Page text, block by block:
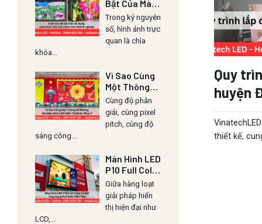
Bật Của Màn
Hình LED Lull
Color Cho
Doanh
Nghiệp
Trong kỷ nguyên
số, hình ảnh trực
quan là chìa
khóa...
Vì Sao Cùng
Một Thông
Số Nhưng Hai
Màn Hình LED
Hiển Thị
Khác Nhau?
Cùng độ phân
giải, cùng pixel
pitch, cùng độ
sáng công...
Màn Hình LED
P10 Full Color
Là Gì? Ứng
Dụng Phổ
Biến Hiện
Nay
Giữa hàng loạt
giải pháp hiển
thị hiện đại như
LCD,...
Quy
huyện
thiết kế,